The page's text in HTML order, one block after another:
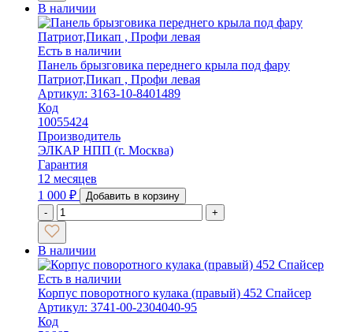
В наличии
Есть в наличии
Панель брызговика переднего крыла под фару
Патриот,Пикап , Профи левая
Артикул: 3163-10-8401489
Код
10055424
Производитель
ЭЛКАР НПП (г. Москва)
Гарантия
12 месяцев
1 000 ₽
Добавить в корзину
-
+
В наличии
Есть в наличии
Корпус поворотного кулака (правый) 452 Спайсер
Артикул: 3741-00-2304040-95
Код